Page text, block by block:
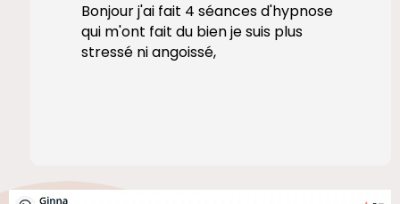
Bonjour j'ai fait 4 séances d'hypnose
qui m'ont fait du bien je suis plus
stressé ni angoissé,